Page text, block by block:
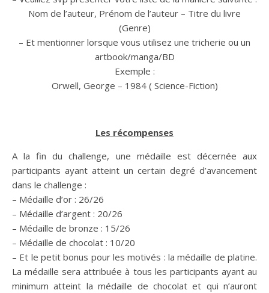
Nom de l’auteur, Prénom de l’auteur – Titre du livre
(Genre)
– Et mentionner lorsque vous utilisez une tricherie ou un
artbook/manga/BD
Exemple :
Orwell, George – 1984 ( Science-Fiction)
Les récompenses
A la fin du challenge, une médaille est décernée aux
participants ayant atteint un certain degré d’avancement
dans le challenge :
– Médaille d’or : 26/26
– Médaille d’argent : 20/26
– Médaille de bronze : 15/26
– Médaille de chocolat : 10/20
– Et le petit bonus pour les motivés : la médaille de platine.
La médaille sera attribuée à tous les participants ayant au
minimum atteint la médaille de chocolat et qui n’auront